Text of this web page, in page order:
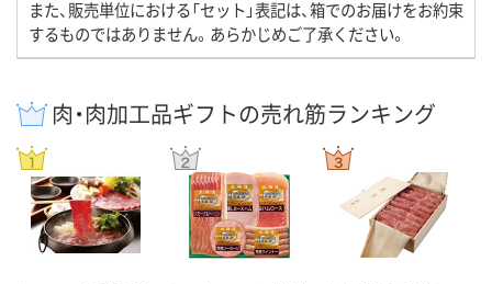
また、販売単位における「セット」表記は、箱でのお届けをお約束
するものではありません。あらかじめご了承ください。
肉・肉加工品ギフトの売れ筋ランキング